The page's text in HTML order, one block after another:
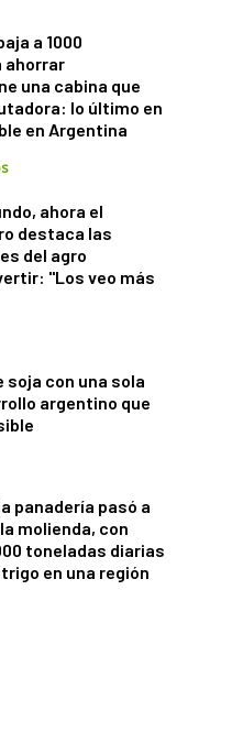
a 1000
ahorrar
una cabina que
lo último en
en Argentina
ahora el
destaca las
del agro
"Los veo más
soja con una sola
argentino que
panadería pasó a
molienda, con
toneladas diarias
en una región